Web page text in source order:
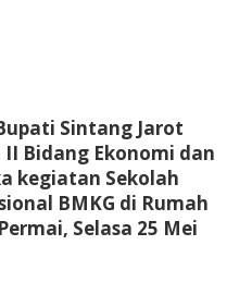
Sintang Jarot
Bidang Ekonomi dan
kegiatan Sekolah
BMKG di Rumah
Selasa 25 Mei